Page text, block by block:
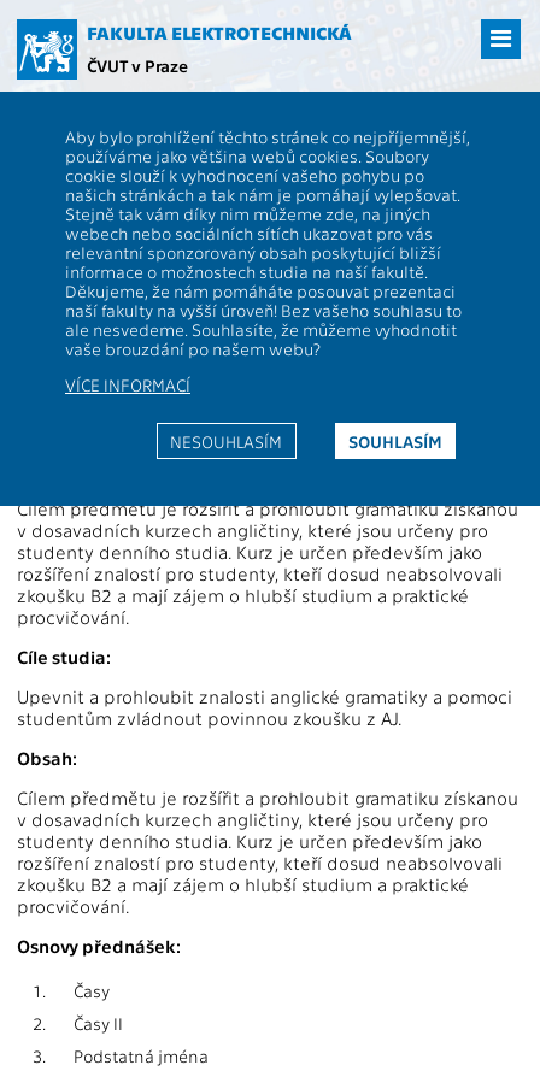
hlavní
obsah
FAKULTA ELEKTROTECHNICKÁ
ČVUT v Praze
Aby bylo prohlížení těchto stránek co nejpříjemnější,
používáme jako většina webů cookies. Soubory
cookie slouží k vyhodnocení vašeho pohybu po
našich stránkách a tak nám je pomáhají vylepšovat.
Stejně tak vám díky nim můžeme zde, na jiných
webech nebo sociálních sítích ukazovat pro vás
relevantní sponzorovaný obsah poskytující bližší
informace o možnostech studia na naší fakultě.
Děkujeme, že nám pomáháte posouvat prezentaci
naší fakulty na vyšší úroveň! Bez vašeho souhlasu to
ale nesvedeme. Souhlasíte, že můžeme vyhodnotit
vaše brouzdání po našem webu?
VÍCE INFORMACÍ
SOUHLASÍM
NESOUHLASÍM
A0B04GA
A0B04GA Anglická gramatika
V Rozsah výuky:
Katedra:
13104
Jazyk výuky:
Garanti:
Juna Jennings P. Zakončení:
Přednášející:
Kreditů:
Cvičící:
Juna Jennings P. ,Ynsua M. Semestr:
Webová stránka:
https://moodle.fel.cvut.cz/courses/A0B04GA
Cílem předmětu je rozšířit a prohloubit gramatiku získanou
v dosavadních kurzech angličtiny, které jsou určeny pro
studenty denního studia. Kurz je určen především jako
rozšíření znalostí pro studenty, kteří dosud neabsolvovali
zkoušku B2 a mají zájem o hlubší studium a praktické
procvičování.
Cíle studia:
Upevnit a prohloubit znalosti anglické gramatiky a pomoci
studentům zvládnout povinnou zkoušku z AJ.
Obsah:
Cílem předmětu je rozšířit a prohloubit gramatiku získanou
v dosavadních kurzech angličtiny, které jsou určeny pro
studenty denního studia. Kurz je určen především jako
rozšíření znalostí pro studenty, kteří dosud neabsolvovali
zkoušku B2 a mají zájem o hlubší studium a praktické
procvičování.
Osnovy přednášek:
1.
Časy
2.
Časy II
3.
Podstatná jména